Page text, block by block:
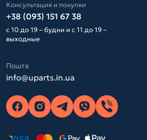
Консультация и покупки
+38 (093) 151 67 38
с 10 до 19 – будни и с 11 до 19 –
выходные
Пошта
info@uparts.in.ua